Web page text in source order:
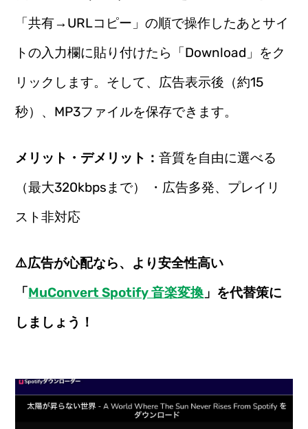
「共有→URLコピー」の順で操作したあとサイ
トの入力欄に貼り付けたら「Download」をク
リックします。そして、広告表示後（約15
秒）、MP3ファイルを保存できます。
メリット・デメリット：音質を自由に選べる
（最大320kbpsまで） ・広告多発、プレイリ
スト非対応
⚠️広告が心配なら、より安全性高い
「MuConvert Spotify 音楽変換 」を代替策に
しましょう！